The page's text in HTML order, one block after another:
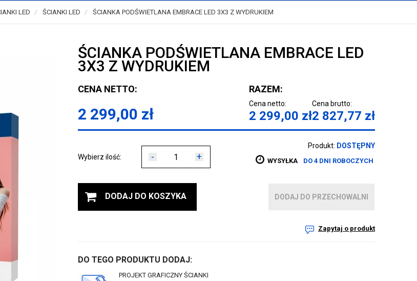
LED ŚCIANKI LED ŚCIANKA PODŚWIETLANA EMBRACE LED 3X3 Z WYDRUKIEM
ŚCIANKA PODŚWIETLANA EMBRACE LED
3X3 Z WYDRUKIEM
CENA NETTO:
2 299,00 zł
RAZEM:
Cena netto:
2 299,00 zł
Cena brutto:
2 827,77 zł
Wybierz ilość: - +
Produkt: DOSTĘPNY
WYSYŁKA DO 4 DNI ROBOCZYCH
DODAJ DO KOSZYKA DODAJ DO PRZECHOWALNI
Zapytaj o produkt
DO TEGO PRODUKTU DODAJ:
PROJEKT GRAFICZNY ŚCIANKI